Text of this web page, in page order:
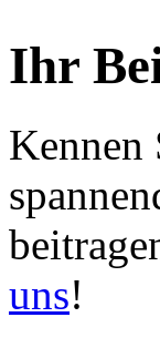
Ihr
Kennen
uns!